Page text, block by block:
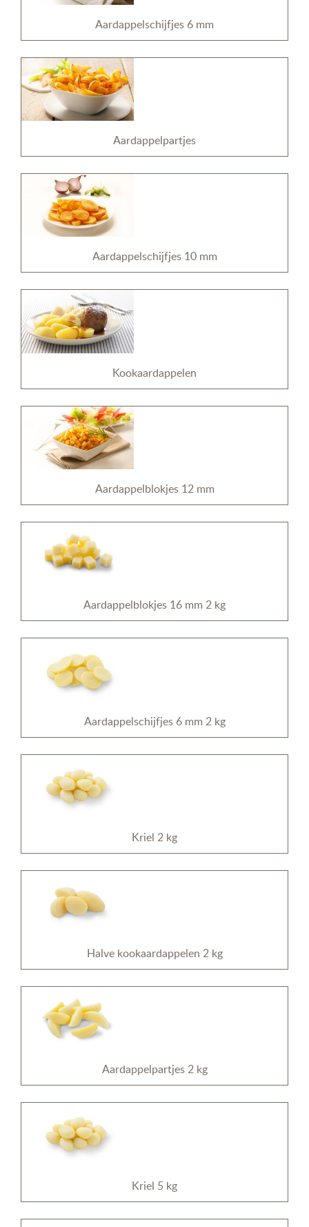
Aardappelschijfjes 6 mm
Aardappelpartjes
Aardappelschijfjes 10 mm
Kookaardappelen
Aardappelblokjes 12 mm
Aardappelblokjes 16 mm 2 kg
Aardappelschijfjes 6 mm 2 kg
Kriel 2 kg
Halve kookaardappelen 2 kg
Aardappelpartjes 2 kg
Kriel 5 kg